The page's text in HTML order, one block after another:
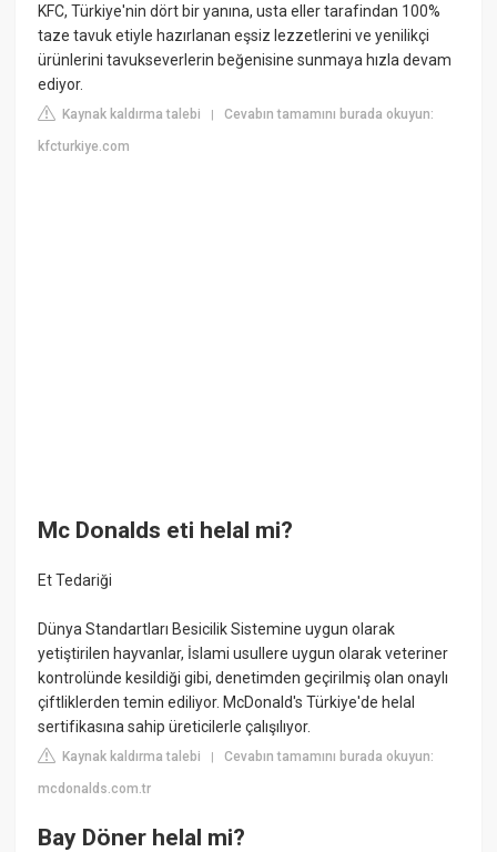
KFC, Türkiye'nin dört bir yanına, usta eller tarafindan 100%
taze tavuk etiyle hazırlanan eşsiz lezzetlerini ve yenilikçi
ürünlerini tavukseverlerin beğenisine sunmaya hızla devam
ediyor.
Kaynak kaldırma talebi |Cevabın tamamını burada okuyun:
kfcturkiye.com
Mc Donalds eti helal mi?
Et Tedariği
Dünya Standartları Besicilik Sistemine uygun olarak
yetiştirilen hayvanlar, İslami usullere uygun olarak veteriner
kontrolünde kesildiği gibi, denetimden geçirilmiş olan onaylı
çiftliklerden temin ediliyor. McDonald's Türkiye'de helal
sertifikasına sahip üreticilerle çalışılıyor.
Kaynak kaldırma talebi |Cevabın tamamını burada okuyun:
mcdonalds.com.tr
Bay Döner helal mi?